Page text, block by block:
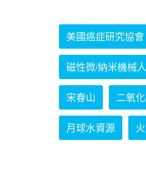
美國癌症研究協會
磁性微/納米機械人
宋春山 二氧
月球水資源